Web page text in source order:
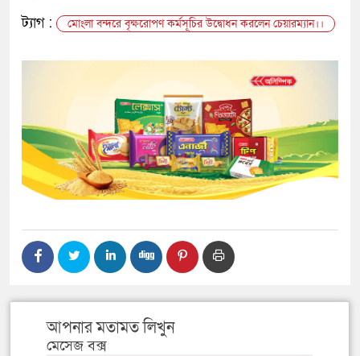
ট্যাগ :
মোংলা বন্দরে বৃক্ষরোপণ কর্মসূচির উদ্বোধন করলেন চেয়ারম্যান।।
আপনার মতামত লিখুন
মেসেজ বক্স